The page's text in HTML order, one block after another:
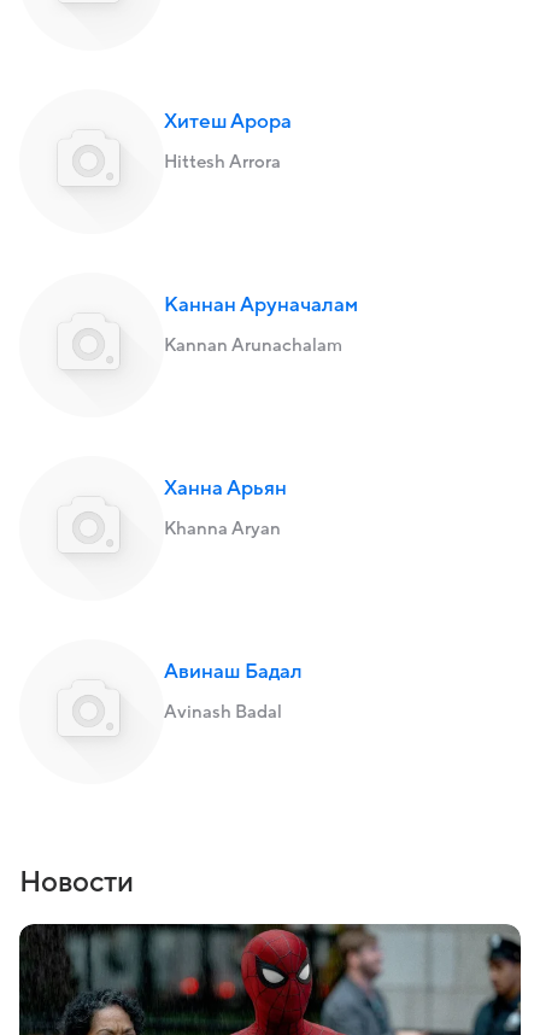
Хитеш Арора
Hittesh Arrora
Каннан Аруначалам
Kannan Arunachalam
Ханна Арьян
Khanna Aryan
Авинаш Бадал
Avinash Badal
Новости